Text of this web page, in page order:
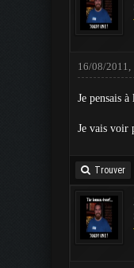
16/08/2011,
Je pensais
Je vais voir
Trouver